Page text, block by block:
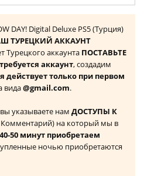
DAY! Digital Deluxe PS5 (Турция)
ТУРЕЦКИЙ АККАУНТ
Турецкого аккаунта ПОСТАВЬТЕ
аккаунт, создадим
действует только при первом
вида@gmail.com.
указываете нам ДОСТУПЫ К
Комментарий) на который мы в
50 минут приобретаем
ночью приобретаются